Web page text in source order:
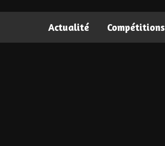
Actualité Compétitions